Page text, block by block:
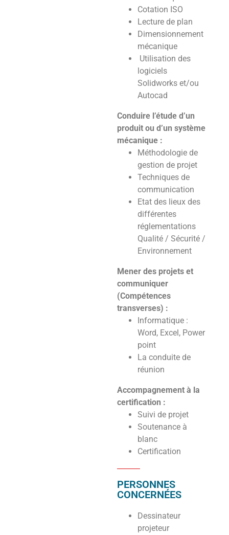
Cotation ISO
Lecture de plan
Dimensionnement
mécanique
Utilisation des
logiciels
Solidworks et/ou
Autocad
Conduire l’étude d’un
produit ou d’un système
mécanique :
Méthodologie de
gestion de projet
Techniques de
communication
Etat des lieux des
différentes
réglementations
Qualité / Sécurité /
Environnement
Mener des projets et
communiquer
(Compétences
transverses) :
Informatique :
Word, Excel, Power
point
La conduite de
réunion
Accompagnement à la
certification :
Suivi de projet
Soutenance à
blanc
Certification
PERSONNES
CONCERNÉES
Dessinateur
projeteur